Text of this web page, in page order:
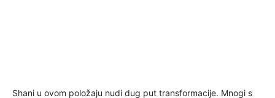
Shani u ovom položaju nudi dug put transformacije. Mnogi s